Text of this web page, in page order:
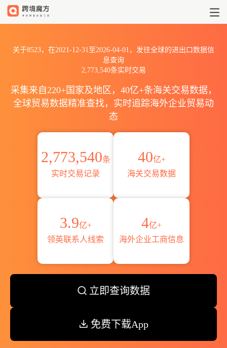
关于8523，在2021-12-31至2026-04-01，发往全球的进出口数据信
息查询
2,773,540条实时交易
采集来自220+国家及地区，40亿+条海关交易数据，
全球贸易数据精准查找，实时追踪海外企业贸易动
态
2,773,540条
实时交易记录
40亿+
海关交易数据
3.9亿+
领英联系人线索
4亿+
海外企业工商信息
立即查询数据
免费下载App